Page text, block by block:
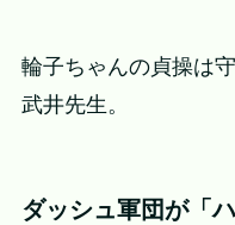
輪子ちゃんの貞操は
武井先生。
ダッシュ軍団が「